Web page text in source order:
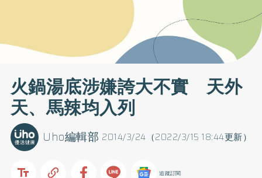
火鍋湯底涉嫌誇大不實 天外
天、馬辣均入列
2014/3/24（2022/3/15 18:44更新）
Uho編輯部
追蹤訂閱